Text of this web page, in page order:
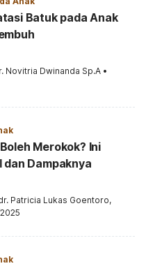
Batuk pada Anak
Novitria Dwinanda Sp.A •
Merokok? Ini
dan Dampaknya
Patricia Lukas Goentoro,